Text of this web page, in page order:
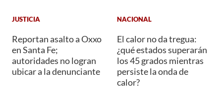
JUSTICIA
Reportan asalto a Oxxo
en Santa Fe;
autoridades no logran
ubicar a la denunciante
NACIONAL
El calor no da tregua:
¿qué estados superarán
los 45 grados mientras
persiste la onda de
calor?